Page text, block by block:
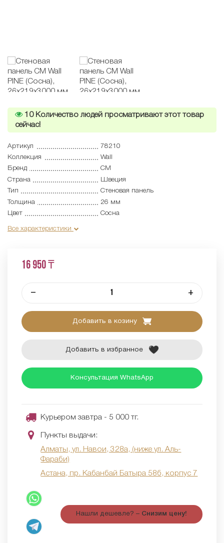
10Количество людей просматривают этот товар
сейчас!
Артикул
78210
Коллекция
Wall
Бренд
CM
Страна
Швеция
Тип
Cтеновая панель
Толщина
26 мм
Цвет
Сосна
Все характеристики
16 950 ₸
– +
Добавить в козину
Добавить в избранное
Консультация WhatsApp
Курьером завтра - 5 000 тг.
Пункты выдачи:
Алматы, ул. Навои, 328а, (ниже ул. Аль-
Фараби)
Астана, пр. Кабанбай Батыра 58б, корпус 7
Нашли дешевле? – Снизим цену!